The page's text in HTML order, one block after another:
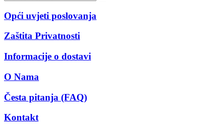
Opći uvjeti poslovanja
Zaštita Privatnosti
Informacije o dostavi
O Nama
Česta pitanja (FAQ)
Kontakt